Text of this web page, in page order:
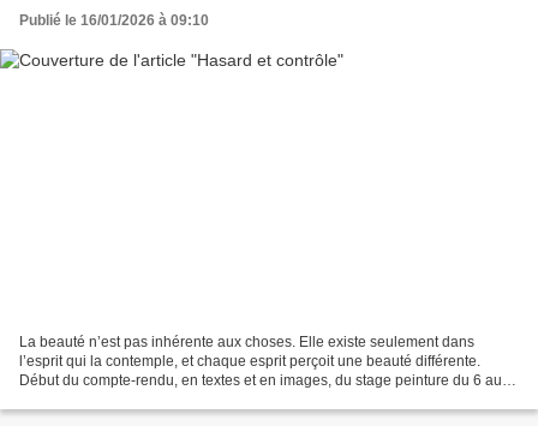
Publié le 16/01/2026 à 09:10
La beauté n’est pas inhérente aux choses. Elle existe seulement dans
l’esprit qui la contemple, et chaque esprit perçoit une beauté différente.
Début du compte-rendu, en textes et en images, du stage peinture du 6 au